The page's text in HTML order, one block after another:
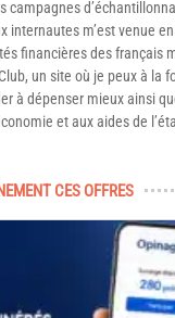
campagnes
internautes m’est venue
financières des français
un site où je peux à la
à dépenser mieux ainsi
et aux aides de
CES OFFRES